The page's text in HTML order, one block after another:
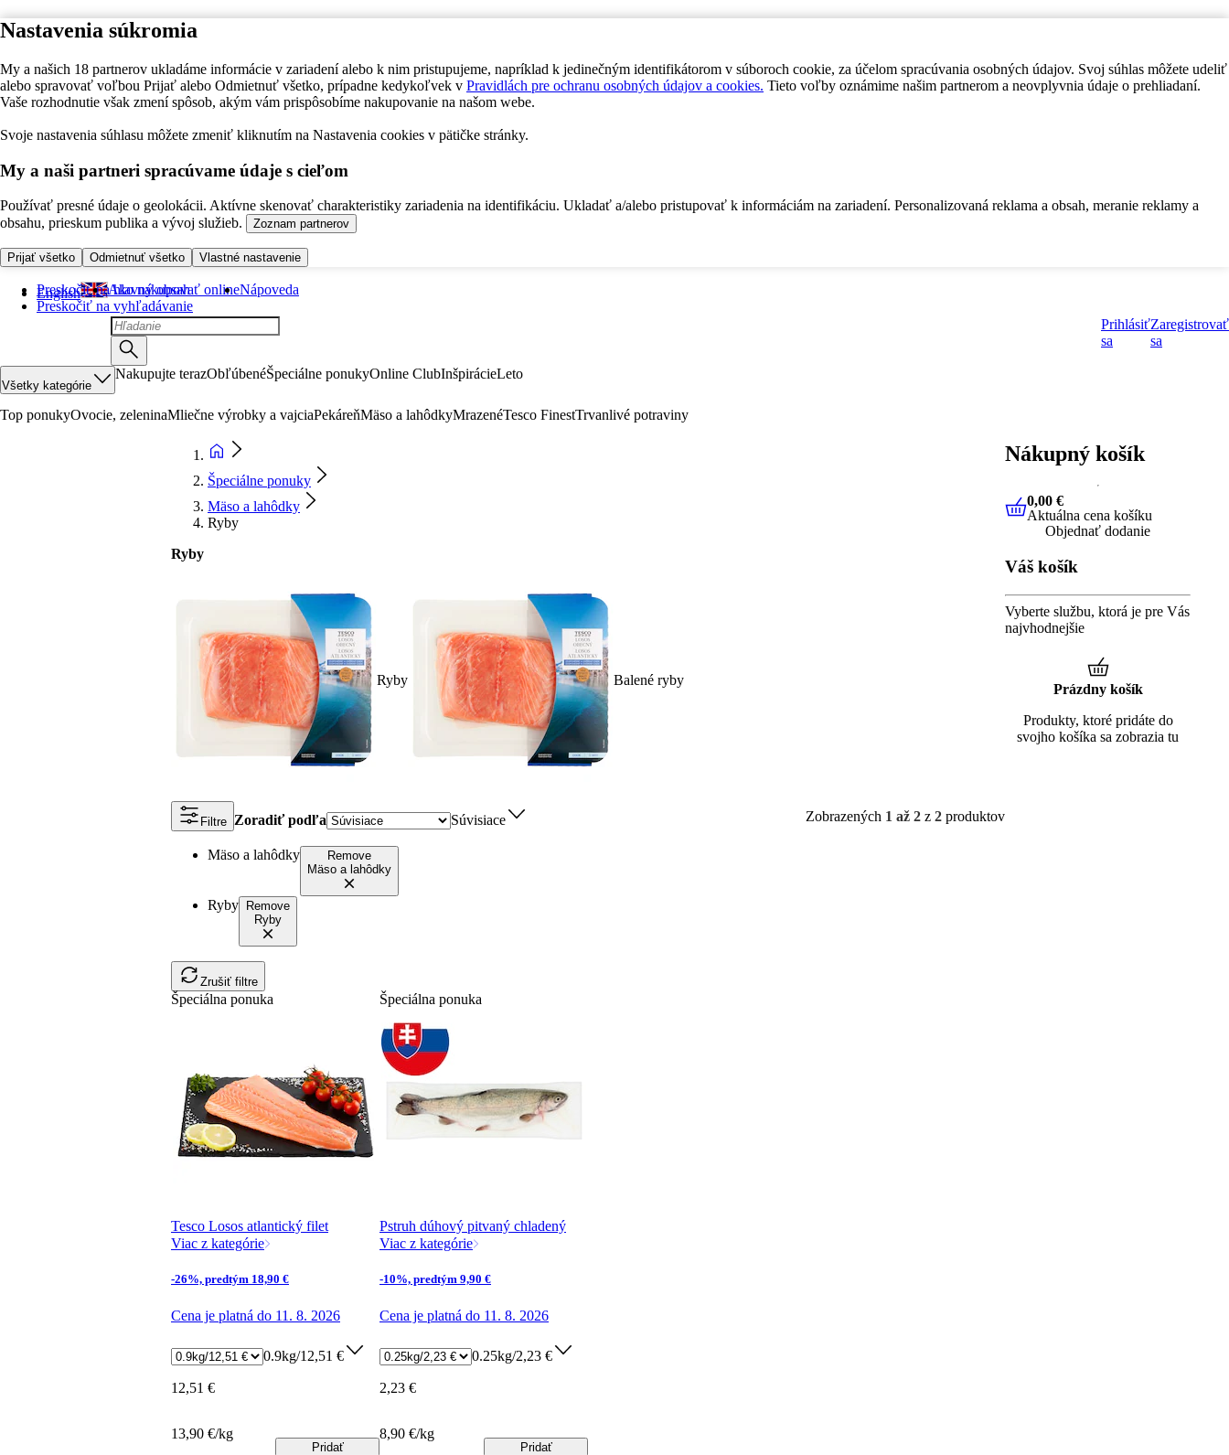
Nastavenia súkromia
My a našich 18 partnerov ukladáme informácie v zariadení alebo k nim pristupujeme, napríklad k jedinečným identifikátorom v súboroch cookie, za účelom spracúvania osobných údajov. Svoj súhlas môžete udeliť
alebo spravovať voľbou Prijať alebo Odmietnuť všetko, prípadne kedykoľvek v Pravidlách pre ochranu osobných údajov a cookies. Tieto voľby oznámime našim partnerom a neovplyvnia údaje o prehliadaní.
Vaše rozhodnutie však zmení spôsob, akým vám prispôsobíme nakupovanie na našom webe.
Svoje nastavenia súhlasu môžete zmeniť kliknutím na Nastavenia cookies v pätičke stránky.
My a naši partneri spracúvame údaje s cieľom
Používať presné údaje o geolokácii. Aktívne skenovať charakteristiky zariadenia na identifikáciu. Ukladať a/alebo pristupovať k informáciám na zariadení. Personalizovaná reklama a obsah, meranie reklamy a
obsahu, prieskum publika a vývoj služieb.
Zoznam partnerov
Prijať všetko Odmietnuť všetko Vlastné nastavenie
Preskočiť na hlavný obsah
Preskočiť na vyhľadávanie
English Ako nakupovať onlineNápoveda
Prihlásiť
sa
Zaregistrovať
sa
Všetky kategórie
Nakupujte terazObľúbenéŠpeciálne ponukyOnline ClubInšpirácieLeto
Top ponukyOvocie, zeleninaMliečne výrobky a vajciaPekáreňMäso a lahôdkyMrazenéTesco FinestTrvanlivé potraviny
Špeciálne ponuky
Mäso a lahôdky
Ryby
Ryby
Ryby Balené ryby
Filtre Zoradiť podľa Súvisiace Zobrazených 1 až 2 z 2 produktov
Mäso a lahôdky
Remove
Mäso a lahôdky
Ryby
Remove
Ryby
Zrušiť filtre
Špeciálna ponuka
Tesco Losos atlantický filet
Viac z kategórie
-26%, predtým 18,90 €
Cena je platná do 11. 8. 2026
0.9kg/12,51 €
12,51 €
13,90 €/kg
Pridať
Špeciálna ponuka
Pstruh dúhový pitvaný chladený
Viac z kategórie
-10%, predtým 9,90 €
Cena je platná do 11. 8. 2026
0.25kg/2,23 €
2,23 €
8,90 €/kg
Pridať
Nákupný košík
0,00 €Aktuálna cena
0,00 €
Aktuálna cena košíku
Objednať dodanie
Váš košík
Vyberte službu, ktorá je pre Vás
najvhodnejšie
Prázdny košík
Produkty, ktoré pridáte do
svojho košíka sa zobrazia tu